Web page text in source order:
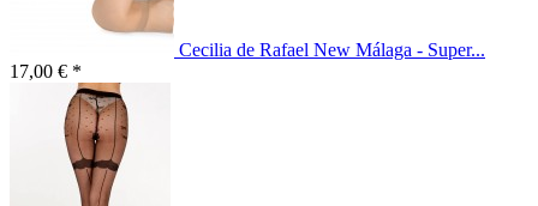
Cecilia de Rafael New Málaga - Super...
17,00 € *